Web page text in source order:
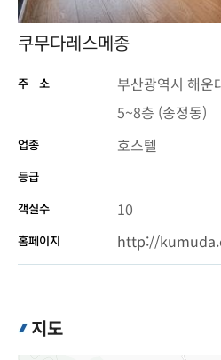
쿠무다레스메종
주 소
부산광역시 해운
5~8층 (송정동)
업종 호스텔
등급
객실수
10
홈페이지 http://
지도